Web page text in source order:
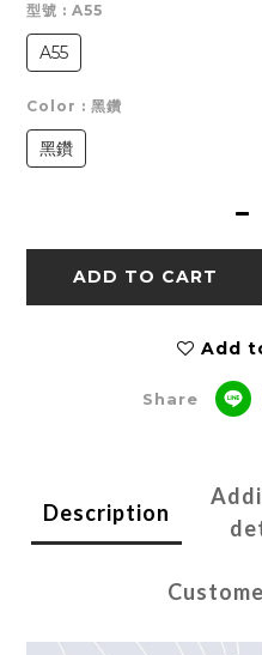
型號 : A55
A55
Color : 黑鑽
黑鑽
ADD TO CART
Add
Share
Description